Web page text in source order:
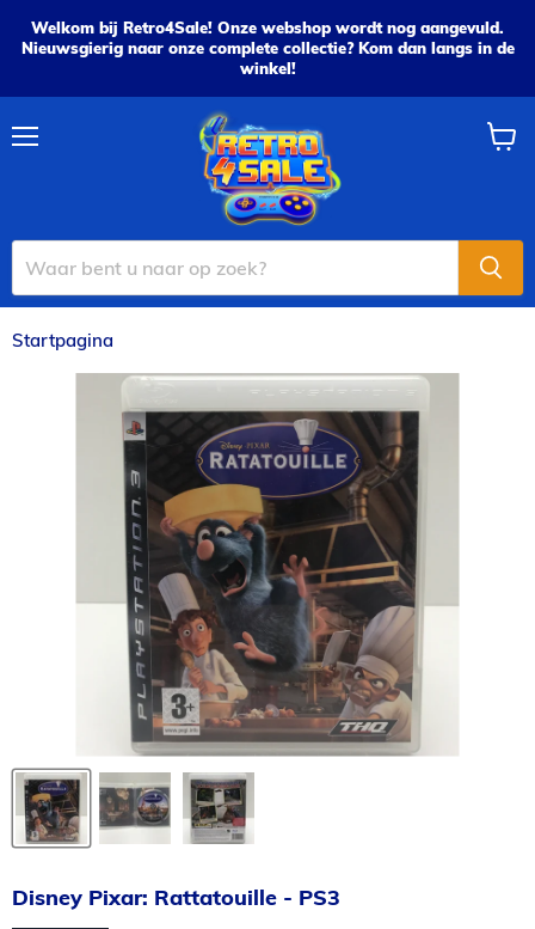
Welkom bij Retro4Sale! Onze webshop wordt nog aangevuld.
Nieuwsgierig naar onze complete collectie? Kom dan langs in de
winkel!
Startpagina
Disney Pixar: Rattatouille - PS3